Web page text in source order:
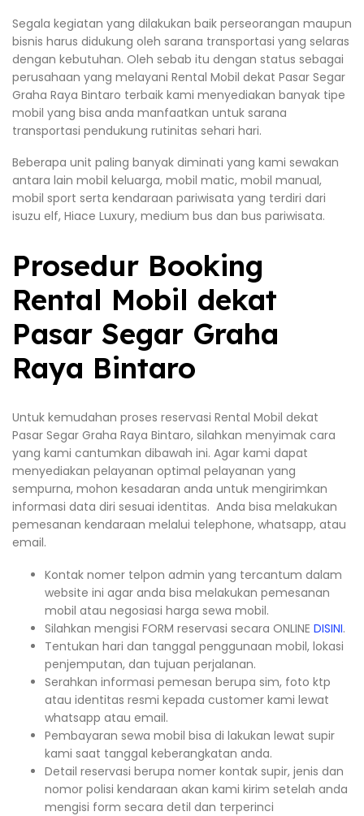
Segala kegiatan yang dilakukan baik perseorangan maupun
bisnis harus didukung oleh sarana transportasi yang selaras
dengan kebutuhan. Oleh sebab itu dengan status sebagai
perusahaan yang melayani Rental Mobil dekat Pasar Segar
Graha Raya Bintaro terbaik kami menyediakan banyak tipe
mobil yang bisa anda manfaatkan untuk sarana
transportasi pendukung rutinitas sehari hari.
Beberapa unit paling banyak diminati yang kami sewakan
antara lain mobil keluarga, mobil matic, mobil manual,
mobil sport serta kendaraan pariwisata yang terdiri dari
isuzu elf, Hiace Luxury, medium bus dan bus pariwisata.
Prosedur Booking
Rental Mobil dekat
Pasar Segar Graha
Raya Bintaro
Untuk kemudahan proses reservasi Rental Mobil dekat
Pasar Segar Graha Raya Bintaro, silahkan menyimak cara
yang kami cantumkan dibawah ini. Agar kami dapat
menyediakan pelayanan optimal pelayanan yang
sempurna, mohon kesadaran anda untuk mengirimkan
informasi data diri sesuai identitas. Anda bisa melakukan
pemesanan kendaraan melalui telephone, whatsapp, atau
email.
Kontak nomer telpon admin yang tercantum dalam
website ini agar anda bisa melakukan pemesanan
mobil atau negosiasi harga sewa mobil.
Silahkan mengisi FORM reservasi secara ONLINE DISINI.
Tentukan hari dan tanggal penggunaan mobil, lokasi
penjemputan, dan tujuan perjalanan.
Serahkan informasi pemesan berupa sim, foto ktp
atau identitas resmi kepada customer kami lewat
whatsapp atau email.
Pembayaran sewa mobil bisa di lakukan lewat supir
kami saat tanggal keberangkatan anda.
Detail reservasi berupa nomer kontak supir, jenis dan
nomor polisi kendaraan akan kami kirim setelah anda
mengisi form secara detil dan terperinci